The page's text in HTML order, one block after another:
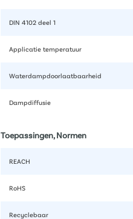
DIN 4102 deel 1
Applicatie temperatuur
Waterdampdoorlaatbaarheid
Dampdiffusie
Toepassingen, Normen
REACH
RoHS
Recyclebaar